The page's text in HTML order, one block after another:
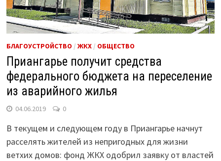
БЛАГОУСТРОЙСТВО / ЖКХ/ ОБЩЕСТВО
Приангарье получит средства
федерального бюджета на переселение
из аварийного жилья
04.06.2019 0
В текущем и следующем году в Приангарье начнут
расселять жителей из непригодных для жизни
ветхих домов: фонд ЖКХ одобрил заявку от властей